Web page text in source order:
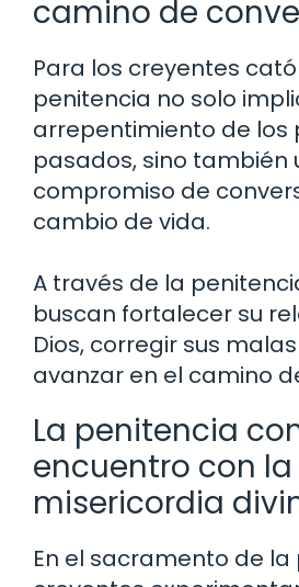
camino de
Para los creyentes
penitencia no solo
arrepentimiento de los
pasados, sino también
compromiso de
cambio de vida.
A través de la
buscan fortalecer su
Dios, corregir sus
avanzar en el camino
La penitencia
encuentro con la
misericordia
En el sacramento de la